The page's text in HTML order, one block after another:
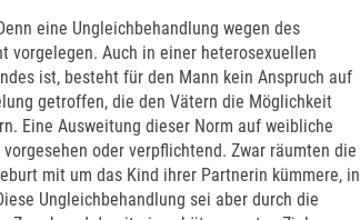
eine Ungleichbehandlung wegen des
vorgelegen. Auch in einer heterosexuellen
ist, besteht für den Mann kein Anspruch auf
getroffen, die den Vätern die Möglichkeit
Eine Ausweitung dieser Norm auf weibliche
oder verpflichtend. Zwar räumten die
mit um das Kind ihrer Partnerin kümmere, in
Ungleichbehandlung sei aber durch die